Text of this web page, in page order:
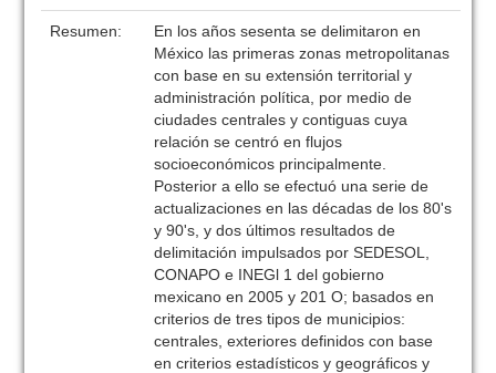
Resumen:
En los años sesenta se delimitaron en
México las primeras zonas metropolitanas
con base en su extensión territorial y
administración política, por medio de
ciudades centrales y contiguas cuya
relación se centró en flujos
socioeconómicos principalmente.
Posterior a ello se efectuó una serie de
actualizaciones en las décadas de los 80's
y 90's, y dos últimos resultados de
delimitación impulsados por SEDESOL,
CONAPO e INEGl 1 del gobierno
mexicano en 2005 y 201 O; basados en
criterios de tres tipos de municipios:
centrales, exteriores definidos con base
en criterios estadísticos y geográficos y